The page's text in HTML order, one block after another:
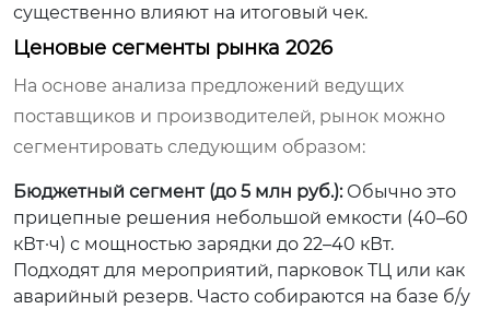
существенно влияют на итоговый чек.
Ценовые сегменты рынка 2026
На основе анализа предложений ведущих
поставщиков и производителей, рынок можно
сегментировать следующим образом:
Бюджетный сегмент (до 5 млн руб.):Обычно это
прицепные решения небольшой емкости (40–60
кВт·ч) с мощностью зарядки до 22–40 кВт.
Подходят для мероприятий, парковок ТЦ или как
аварийный резерв. Часто собираются на базе б/у